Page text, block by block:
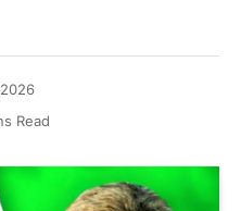
Read